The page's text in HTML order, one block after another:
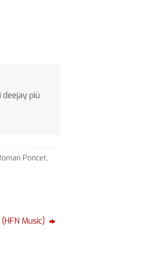
più
Poncet,
Music)